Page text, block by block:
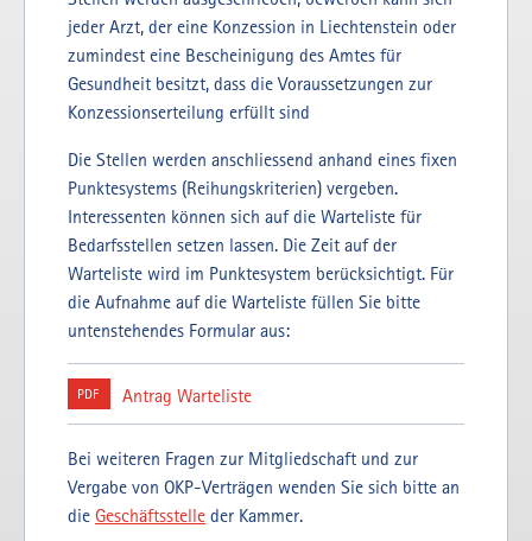
jeder Arzt, der eine Konzession in Liechtenstein oder
zumindest eine Bescheinigung des Amtes für
Gesundheit besitzt, dass die Voraussetzungen zur
Konzessionserteilung erfüllt sind
Die Stellen werden anschliessend anhand eines fixen
Punktesystems (Reihungskriterien) vergeben.
Interessenten können sich auf die Warteliste für
Bedarfsstellen setzen lassen. Die Zeit auf der
Warteliste wird im Punktesystem berücksichtigt. Für
die Aufnahme auf die Warteliste füllen Sie bitte
untenstehendes Formular aus:
PDF Antrag Warteliste
Bei weiteren Fragen zur Mitgliedschaft und zur
Vergabe von OKP-Verträgen wenden Sie sich bitte an
die Geschäftsstelle der Kammer.